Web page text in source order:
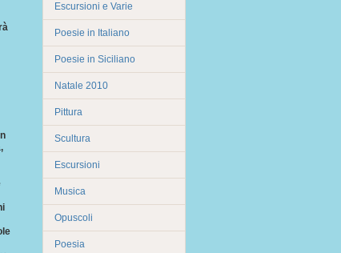
Escursioni e Varie
Poesie in Italiano
Poesie in Siciliano
Natale 2010
Pittura
Scultura
Escursioni
Musica
Opuscoli
Poesia